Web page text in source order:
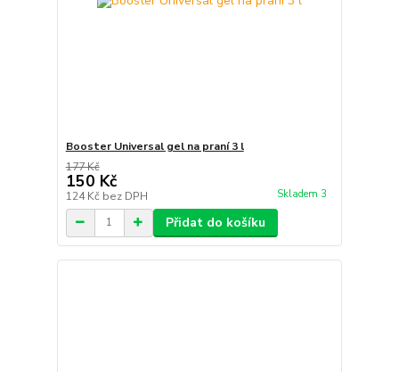
Booster Universal gel na praní 3 l
177 Kč
150 Kč
124 Kč bez DPH Skladem 3
Přidat do košíku